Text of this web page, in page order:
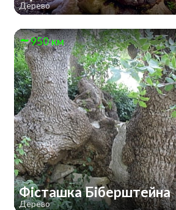
Дерево
950 км
Фісташка Біберштейна
Дерево